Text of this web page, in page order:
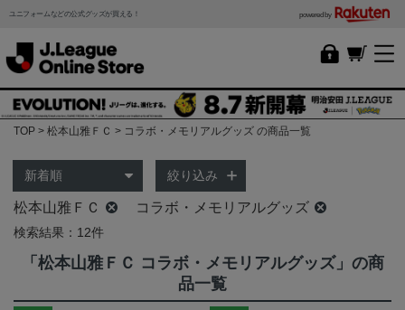
ユニフォームなどの公式グッズが買える！ powered by
TOP 松本山雅ＦＣ コラボ・メモリアルグッズ の商品一覧
絞り込み
松本山雅ＦＣ コラボ・メモリアルグッズ
検索結果：12件
「松本山雅ＦＣ コラボ・メモリアルグッズ」の商
品一覧